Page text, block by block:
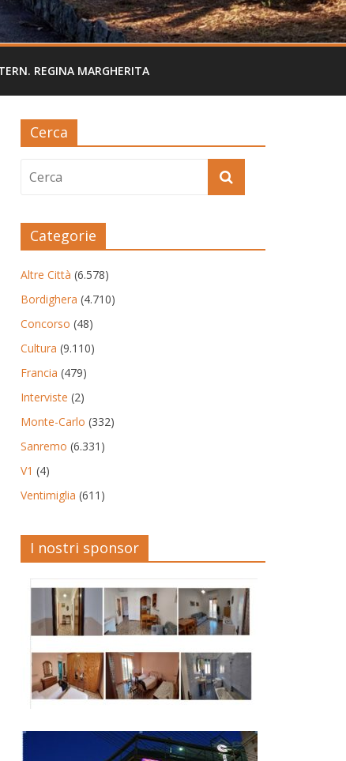
REGINA MARGHERITA
Cerca
Categorie
Altre Città (6.578)
Bordighera (4.710)
Concorso (48)
Cultura (9.110)
Francia (479)
Interviste (2)
Monte-Carlo (332)
Sanremo (6.331)
V1 (4)
Ventimiglia (611)
I nostri sponsor